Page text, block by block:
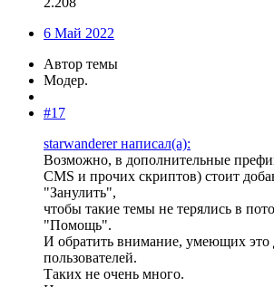
6 Май 2022
Автор темы
Модер.
#17
starwanderer написал(а):
Возможно, в дополнительные
CMS и прочих скриптов) стоит
"Занулить",
чтобы такие темы не терялись в
"Помощь".
И обратить внимание, умеющих это
пользователей.
Таких не очень много.